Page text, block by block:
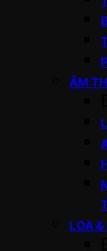
ÂM
LOA